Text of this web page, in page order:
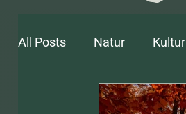
All Posts Natur Kultur